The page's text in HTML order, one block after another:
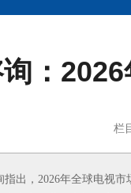
：
栏
，2026年全球电视市